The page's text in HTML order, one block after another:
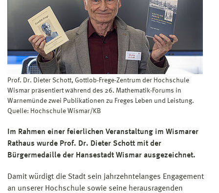
Prof. Dr. Dieter Schott, Gottlob-Frege-Zentrum der Hochschule
Wismar präsentiert während des 26. Mathematik-Forums in
Warnemünde zwei Publikationen zu Freges Leben und Leistung.
Quelle: Hochschule Wismar/KB
Im Rahmen einer feierlichen Veranstaltung im Wismarer
Rathaus wurde Prof. Dr. Dieter Schott mit der
Bürgermedaille der Hansestadt Wismar ausgezeichnet.
Damit würdigt die Stadt sein jahrzehntelanges Engagement
an unserer Hochschule sowie seine herausragenden